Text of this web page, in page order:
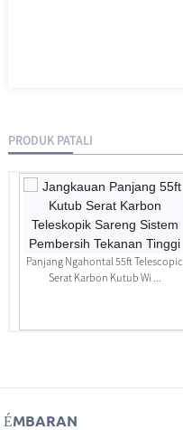
PRODUK PATALI
Panjang Ngahontal 55ft Telescopic
Serat Karbon Kutub Wi ...
ÉMBARAN